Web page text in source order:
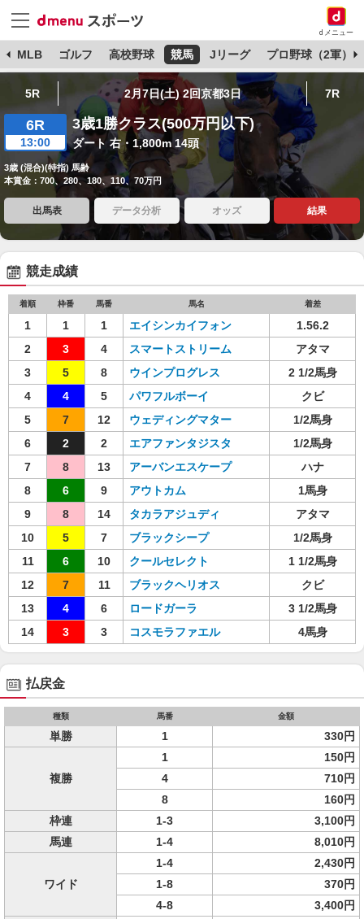
dメニュー
MLB ゴルフ 高校野球 競馬 Jリーグ プロ野球（2軍）
5R 2月7日(土) 2回京都3日 7R
6R
13:00
3歳1勝クラス(500万円以下)
ダート 右・1,800m 14頭
3歳 (混合)(特指) 馬齢
本賞金：700、280、180、110、70万円
出馬表 データ分析 オッズ 結果
競走成績
着順 枠番 馬番 馬名 着差
1 1 1 エイシンカイフォン
1.56.2
2
3 4 スマートストリーム
アタマ
3
5 8 ウインプログレス
2 1/2馬身
4
4 5 パワフルボーイ
クビ
5
7 12 ウェディングマター
1/2馬身
6
2 2 エアファンタジスタ
1/2馬身
7
8 13 アーバンエスケープ
ハナ
8
6 9 アウトカム
1馬身
9
8 14 タカラアジュディ
アタマ
10
5 7 ブラックシープ
1/2馬身
11
6 10 クールセレクト
1 1/2馬身
12
7 11 ブラックヘリオス
クビ
13
4 6 ロードガーラ
3 1/2馬身
14
3 3 コスモラファエル 4馬身
払戻金
種類 馬番 金額
単勝 1 330円
複勝
1
150円
4
710円
8
160円
枠連
1-3
3,100円
馬連
1-4 8,010円
ワイド
1-4
2,430円
1-8
370円
4-8
3,400円